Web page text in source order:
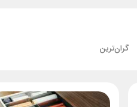
گران‌ترین